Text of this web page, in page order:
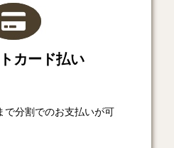
カード払い
で分割でのお支払いが可